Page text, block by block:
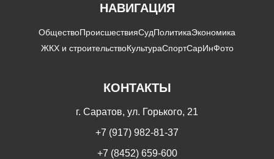
НАВИГАЦИЯ
ОбществоПроисшествияСудПолитикаЭкономика
ЖКХ и строительствоКультураСпортСарИнФото
КОНТАКТЫ
г. Саратов, ул. Горького, 21
+7 (917) 982-81-37
+7 (8452) 659-600